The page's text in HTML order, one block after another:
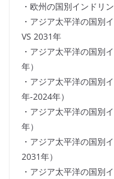
・欧州の国別インドリ
・アジア太平洋の国別
VS 2031年
・アジア太平洋の国別
年）
・アジア太平洋の国別
年-2024年）
・アジア太平洋の国別
年）
・アジア太平洋の国別
2031年）
・アジア太平洋の国別